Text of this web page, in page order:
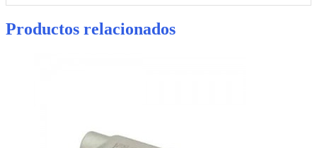
Productos relacionados